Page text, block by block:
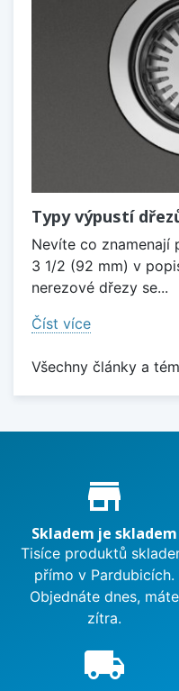
Typy výpustí
Nevíte co znamenají
3 1/2 (92 mm) v
nerezové dřezy se...
Číst více
Všechny články a
Proč nakupovat u
store_mall_directory
Skladem je skladem
Tisíce produktů
přímo v Pardubicích.
Objednáte dnes, máte
zítra.
local_shipping